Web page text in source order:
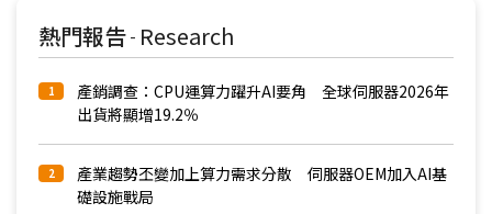
熱門報告 - Research
1
產銷調查：CPU運算力躍升AI要角 全球伺服器2026年
出貨將顯增19.2％
2
產業趨勢丕變加上算力需求分散 伺服器OEM加入AI基
礎設施戰局